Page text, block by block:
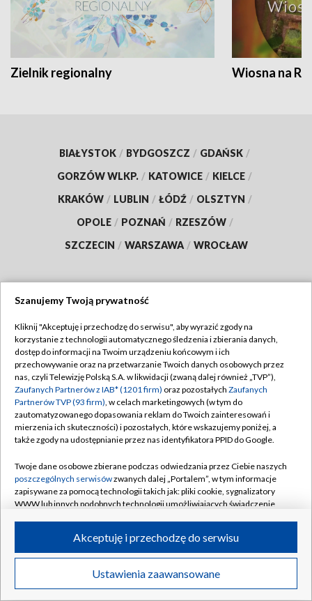
Zielnik regionalny Wiosna na
BIAŁYSTOK / BYDGOSZCZ / GDAŃSK /
GORZÓW WLKP. / KATOWICE / KIELCE /
KRAKÓW / LUBLIN / ŁÓDŹ / OLSZTYN /
OPOLE / POZNAŃ / RZESZÓW /
SZCZECIN / WARSZAWA / WROCŁAW
TVP
Abonament TVP
Emisja w TVP
Centrum informacji TVP
Naziemna Telewizja Cyfrowa
Rada Programowa
System NOS
Informacje o nadawcy
Program dla prasy
Ogłoszenie przetargowe
Regulamin TVP
Polityka prywatności
Moje zgody
Pomoc
Kontakt
Kanały
©2026 Telewizja Polska S.A. w likwidacji
Szanujemy Twoją prywatność
Kliknij "Akceptuję i przechodzę do serwisu", aby wyrazić zgody na
korzystanie z technologii automatycznego śledzenia i zbierania danych,
dostęp do informacji na Twoim urządzeniu końcowym i ich
przechowywanie oraz na przetwarzanie Twoich danych osobowych przez
nas, czyli Telewizję Polską S.A. w likwidacji (zwaną dalej również „TVP”),
Zaufanych Partnerów z IAB* (1201 firm) oraz pozostałych Zaufanych
Partnerów TVP (93 firm), w celach marketingowych (w tym do
zautomatyzowanego dopasowania reklam do Twoich zainteresowań i
mierzenia ich skuteczności) i pozostałych, które wskazujemy poniżej, a
także zgody na udostępnianie przez nas identyfikatora PPID do Google.
Twoje dane osobowe zbierane podczas odwiedzania przez Ciebie naszych
poszczególnych serwisówzwanych dalej „Portalem”, w tym informacje
zapisywane za pomocą technologii takich jak: pliki cookie, sygnalizatory
WWW lub innych podobnych technologii umożliwiających świadczenie
ruchu w Internecie.
Twoje dane osobowe zbierane podczas odwiedzania przez Ciebie
poszczególnych serwisówna Portalu, takie jak adresy IP, identyfikatory
Ustawienia zaawansowane
Akceptuję i przechodzę do serwisu